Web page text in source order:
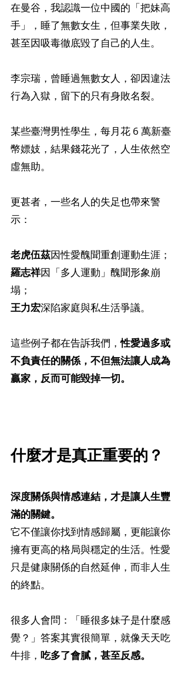
在曼谷，我認識一位中國的「把妹高
手」，睡了無數女生，但事業失敗，
甚至因吸毒徹底毀了自己的人生。
李宗瑞，曾睡過無數女人，卻因違法
行為入獄，留下的只有身敗名裂。
某些臺灣男性學生，每月花 6 萬新臺
幣嫖妓，結果錢花光了，人生依然空
虛無助。
更甚者，一些名人的失足也帶來警
示：
老虎伍茲因性愛醜聞重創運動生涯；
羅志祥因「多人運動」醜聞形象崩
塌；
王力宏深陷家庭與私生活爭議。
這些例子都在告訴我們，性愛過多或
不負責任的關係，不但無法讓人成為
贏家，反而可能毀掉一切。
什麼才是真正重要的？
深度關係與情感連結，才是讓人生豐
滿的關鍵。
它不僅讓你找到情感歸屬，更能讓你
擁有更高的格局與穩定的生活。性愛
只是健康關係的自然延伸，而非人生
的終點。
很多人會問：「睡很多妹子是什麼感
覺？」答案其實很簡單，就像天天吃
牛排， 吃多了會膩，甚至反感。